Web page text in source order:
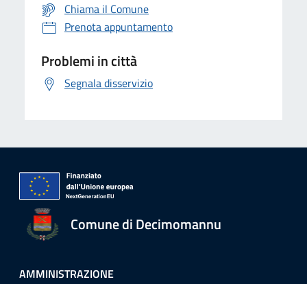
Chiama il Comune
Prenota appuntamento
Problemi in città
Segnala disservizio
Comune di Decimomannu
AMMINISTRAZIONE